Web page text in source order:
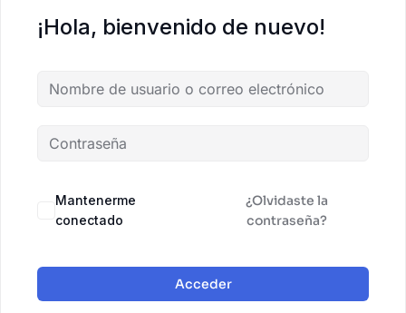
¡Hola, bienvenido de nuevo!
Mantenerme
conectado
¿Olvidaste la
contraseña?
Acceder